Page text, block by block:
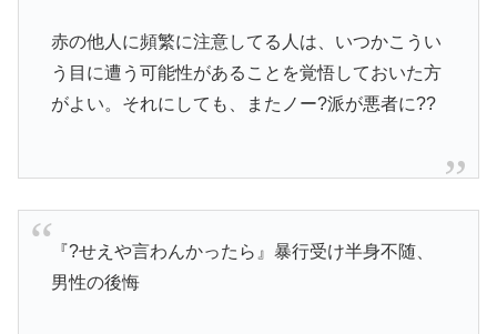
赤の他人に頻繁に注意してる人は、いつかこうい
う目に遭う可能性があることを覚悟しておいた方
がよい。それにしても、またノー?派が悪者に??
『?せえや言わんかったら』暴行受け半身不随、
男性の後悔